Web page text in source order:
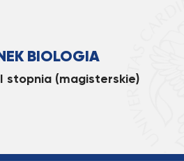
BIOLOGIA
stopnia (magisterskie)